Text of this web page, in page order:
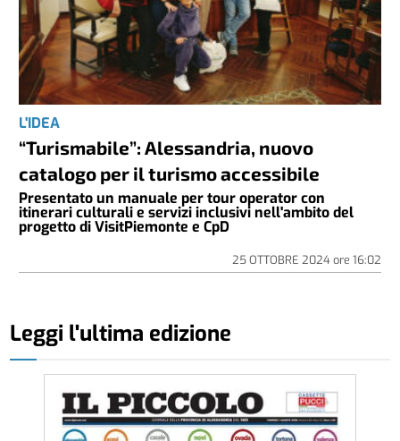
L'IDEA
“Turismabile”: Alessandria, nuovo
catalogo per il turismo accessibile
Presentato un manuale per tour operator con
itinerari culturali e servizi inclusivi nell'ambito del
progetto di VisitPiemonte e CpD
25 OTTOBRE 2024ore 16:02
Leggi l'ultima edizione